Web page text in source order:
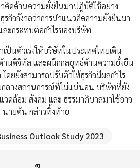
คิดด้านความยั่งยืนมาปฎิบัติใช้อย่าง
รกิจกังวลว่าการนำแนวคิดความยั่งยืนมา
ะกระทบต่อกำไรของบริษัท
ป็นตัวเร่งให้บริษัทในประเทศไทยเดิน
นดิจิทัล และผนึกกลยุทธ์ด้านความยั่งยืน
ดยยังสามารถปรับตัวให้ธุรกิจมีผลกำไร
ลางสถานการณ์ที่ไม่แน่นอน บริษัทที่ยัง
ดล้อม สังคม และ ธรรมาภิบาลมาใช้อาจ
นายตัน กล่าวทิ้งท้าย
Outlook Study 2023